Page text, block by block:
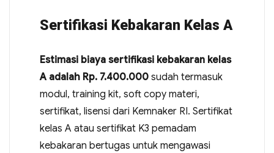
Sertifikasi Kebakaran Kelas A
Estimasi biaya sertifikasi kebakaran kelas
A adalah Rp. 7.400.000sudah termasuk
modul, training kit, soft copy materi,
sertifikat, lisensi dari Kemnaker RI. Sertifikat
kelas A atau sertifikat K3 pemadam
kebakaran bertugas untuk mengawasi